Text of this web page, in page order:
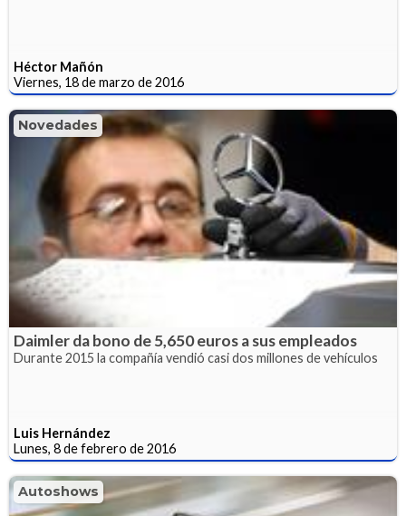
Héctor Mañón
Viernes, 18 de marzo de 2016
Novedades
Daimler da bono de 5,650 euros a sus empleados
Durante 2015 la compañía vendió casi dos millones de vehículos
Luis Hernández
Lunes, 8 de febrero de 2016
Autoshows